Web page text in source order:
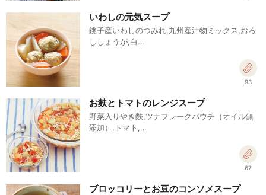
いわしの元気スープ
銚子産いわしのつみれ,九州産汁物ミックス,おろ
ししょうが,白…
93
お麩とトマトのレンジスープ
野菜入りやき麩,ツナフレークパウチ（オイル無
添加）,トマト,…
67
ブロッコリーとお豆のコンソメスープ